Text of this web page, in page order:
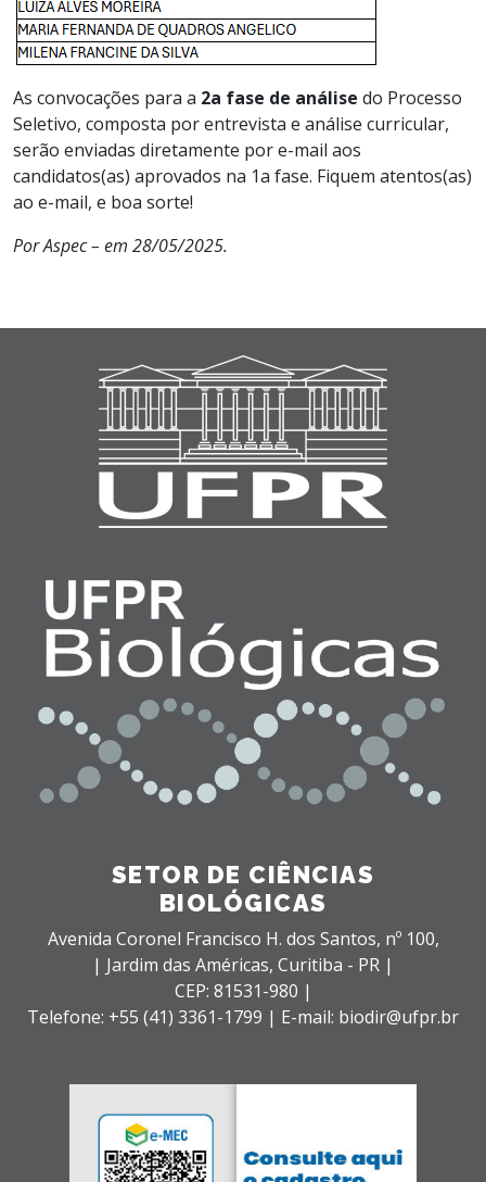
As convocações para a 2a fase de análise do Processo
Seletivo, composta porentrevista e análise curricular,
serão enviadas diretamente por e-mail aos
candidatos(as) aprovados na 1a fase. Fiquem atentos(as)
ao e-mail, e boa sorte!
Por Aspec – em 28/05/2025.
SETOR DE CIÊNCIAS
BIOLÓGICAS
Avenida Coronel Francisco H. dos Santos, nº 100,
| Jardim das Américas, Curitiba - PR |
CEP: 81531-980 |
Telefone: +55 (41) 3361-1799 | E-mail: biodir@ufpr.br